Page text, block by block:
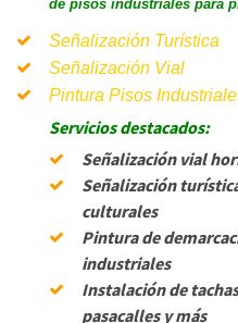
de pisos industriales para
Señalización Turística
Señalización Vial
Pintura Pisos
Servicios destacados:
Señalización vial
Señalización
culturales
Pintura de
industriales
Instalación de
pasacalles y más